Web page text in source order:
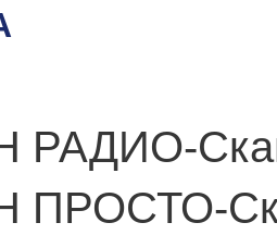
РАДИО-
ПРОСТО-